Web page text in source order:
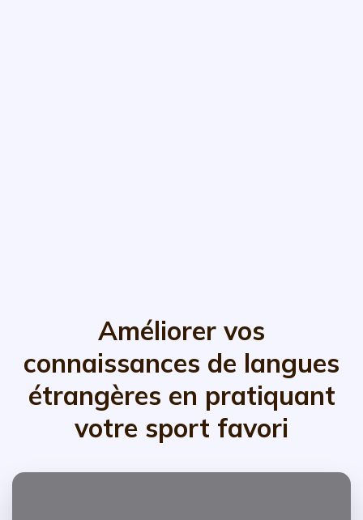
Améliorer vos
connaissances de langues
étrangères en pratiquant
votre sport favori